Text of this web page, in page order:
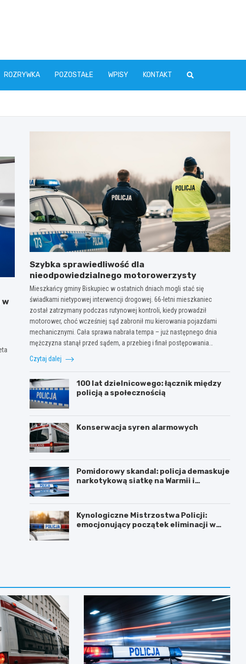
ROZRYWKA POZOSTAŁE WPISY KONTAKT
Szybka sprawiedliwość dla
nieodpowiedzialnego motorowerzysty
Mieszkańcy gminy Biskupiec w ostatnich dniach mogli stać się
świadkami nietypowej interwencji drogowej. 66-letni mieszkaniec
został zatrzymany podczas rutynowej kontroli, kiedy prowadził
motorower, choć wcześniej sąd zabronił mu kierowania pojazdami
mechanicznymi. Cała sprawa nabrała tempa – już następnego dnia
mężczyzna stanął przed sądem, a przebieg i finał postępowania…
Czytaj dalej
100 lat dzielnicowego: łącznik między
policją a społecznością
Konserwacja syren alarmowych
Pomidorowy skandal: policja demaskuje
narkotykową siatkę na Warmii i
Kynologiczne Mistrzostwa Policji:
emocjonujący początek eliminacji w